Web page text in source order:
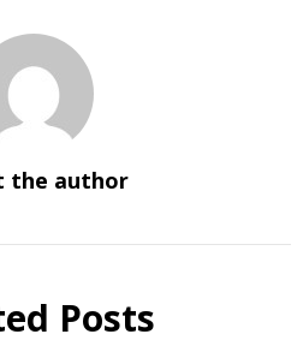
the author
Posts